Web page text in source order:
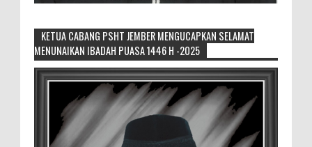
Generasi Kedua Pertahankan Grup
Keroncong Agar Tetap Eksis
Grup Keroncong Setia Kawan dari Jember,
ikut memeriahkan panggung JFC
Exhibition di Alun-Alun Jember beberapa waktu lalu.
MEMOPOS.co.id, Jem...
KETUA CABANG PSHT JEMBER MENGUCAPKAN SELAMAT
MENUNAIKAN IBADAH PUASA 1446 H -2025